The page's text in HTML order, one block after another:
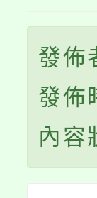
發佈
發佈
內容